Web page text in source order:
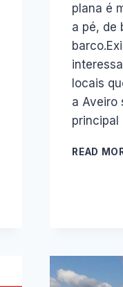
plana é
a pé, de
locais
a Aveiro
READ